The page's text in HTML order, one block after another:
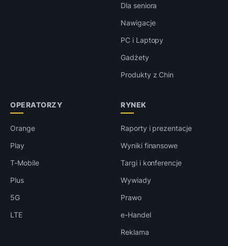
Dla seniora
Nawigacje
PC i Laptopy
Gadżety
Produkty z Chin
OPERATORZY
Orange
Play
T-Mobile
Plus
5G
LTE
RYNEK
Raporty i prezentacje
Wyniki finansowe
Targi i konferencje
Wywiady
Prawo
e-Handel
Reklama